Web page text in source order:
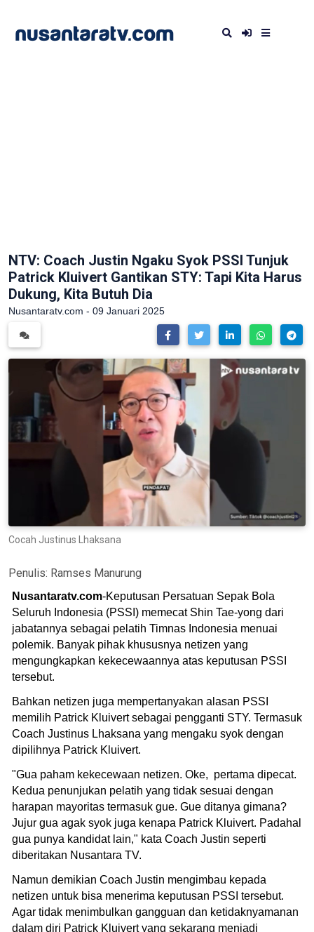
NTV: Coach Justin Ngaku Syok PSSI Tunjuk
Patrick Kluivert Gantikan STY: Tapi Kita Harus
Dukung, Kita Butuh Dia
Nusantaratv.com - 09 Januari 2025
Cocah Justinus Lhaksana
Penulis: Ramses Manurung
Nusantaratv.com-Keputusan Persatuan Sepak Bola
Seluruh Indonesia (PSSI) memecat Shin Tae-yong dari
jabatannya sebagai pelatih Timnas Indonesia menuai
polemik. Banyak pihak khususnya netizen yang
mengungkapkan kekecewaannya atas keputusan PSSI
tersebut.
Bahkan netizen juga mempertanyakan alasan PSSI
memilih Patrick Kluivert sebagai pengganti STY. Termasuk
Coach Justinus Lhaksana yang mengaku syok dengan
dipilihnya Patrick Kluivert.
"Gua paham kekecewaan netizen. Oke, pertama dipecat.
Kedua penunjukan pelatih yang tidak sesuai dengan
harapan mayoritas termasuk gue. Gue ditanya gimana?
Jujur gua agak syok juga kenapa Patrick Kluivert. Padahal
gua punya kandidat lain," kata Coach Justin seperti
diberitakan Nusantara TV.
Namun demikian Coach Justin mengimbau kepada
netizen untuk bisa menerima keputusan PSSI tersebut.
Agar tidak menimbulkan gangguan dan ketidaknyamanan
dalam diri Patrick Kluivert yang sekarang menjadi